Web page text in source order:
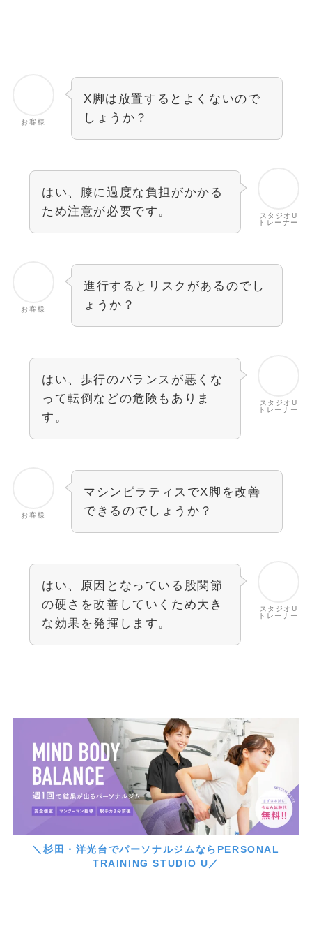
お客様
X脚は放置するとよくないので
しょうか？
スタジオU
トレーナー
はい、膝に過度な負担がかかる
ため注意が必要です。
お客様
進行するとリスクがあるのでし
ょうか？
スタジオU
トレーナー
はい、歩行のバランスが悪くな
って転倒などの危険もありま
す。
お客様
マシンピラティスでX脚を改善
できるのでしょうか？
スタジオU
トレーナー
はい、原因となっている股関節
の硬さを改善していくため大き
な効果を発揮します。
＼杉田・洋光台でパーソナルジムならPERSONAL
TRAINING STUDIO U／